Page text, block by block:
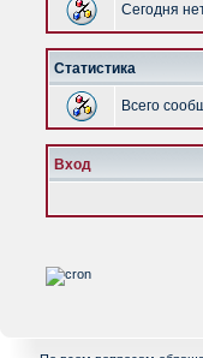
Сегодня
Статистика
Всего
Вход